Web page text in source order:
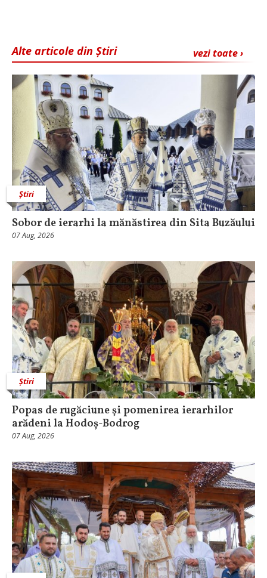
vezi toate ›
Alte articole din Știri
Știri
Sobor de ierarhi la mănăstirea din Sita Buzăului
07 Aug, 2026
Știri
Popas de rugăciune şi pomenirea ierarhilor
arădeni la Hodoș-Bodrog
07 Aug, 2026